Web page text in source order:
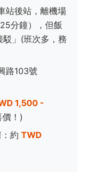
站後站，離機場
分鐘），但飯
駁」(班次多，務
路103號
1,500 -
價！)
約 TWD